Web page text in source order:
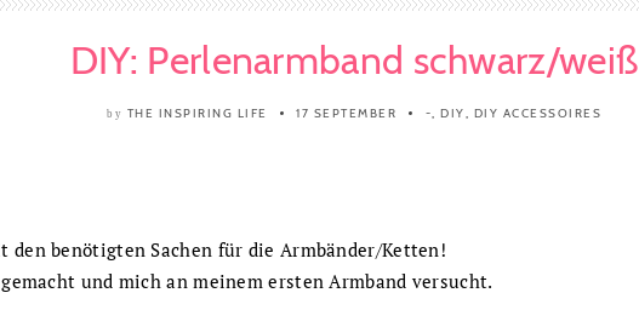
DIY: Perlenarmband schwarz/weiß
by THE INSPIRING LIFE 17 SEPTEMBER -, DIY, DIY ACCESSOIRES
benötigten Sachen für die Armbänder/Ketten!
und mich an meinem ersten Armband versucht.